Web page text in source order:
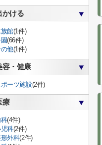
かける
館(1件)
(66件)
他(1件)
容・健康
ポーツ施設(2件)
療
(4件)
科(2件)
外科(2件)